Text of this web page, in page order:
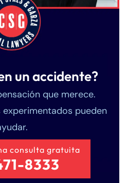
un accidente?
que merece.
pueden
consulta gratuita
8333